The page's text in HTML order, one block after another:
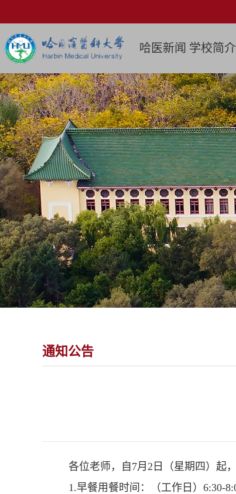
哈医新闻 学校简介
通知公告
各位老师，自7月2日（星期四）起
1.早餐用餐时间：（工作日）6:30-